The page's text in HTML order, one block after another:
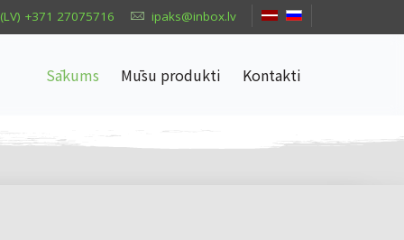
(LV) +371 27075716 ipaks@inbox.lv
Sākums Mūsu produkti Kontakti